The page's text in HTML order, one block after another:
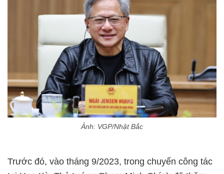
Ảnh: VGP/Nhật Bắc
Trước đó, vào tháng 9/2023, trong chuyến công tác